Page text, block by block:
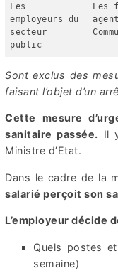
Les
employeurs du
secteur
public
Les
Sont exclus des
faisant l’objet d’un
Cette mesure
sanitaire passée. Il
Ministre d’Etat.
Dans le cadre de la
salarié perçoit son
L’employeur décide
Quels postes
semaine)